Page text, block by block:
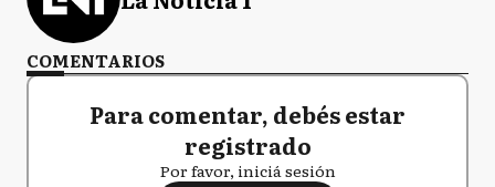
COMENTARIOS
Para comentar, debés estar
registrado
Por favor, iniciá sesión